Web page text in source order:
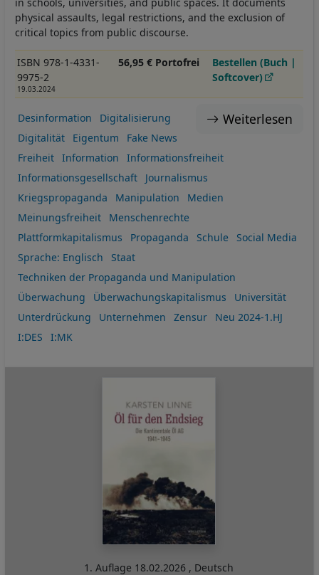
physical assaults, legal restrictions, and the exclusion of
critical topics from public discourse.
ISBN 978-1-4331-
9975-2
19.03.2024
56,95 € Portofrei
Bestellen (Buch |
Softcover)
Weiterlesen
Desinformation
Digitalisierung
Digitalität
Eigentum
Fake News
Freiheit
Information
Informationsfreiheit
Informationsgesellschaft
Journalismus
Kriegspropaganda
Manipulation
Medien
Meinungsfreiheit
Menschenrechte
Plattformkapitalismus
Propaganda Schule
Social Media
Sprache: Englisch
Staat
Techniken der Propaganda und Manipulation
Überwachung
Überwachungskapitalismus
Universität
Unterdrückung
Unternehmen Zensur
Neu 2024-1.HJ
I:DES
I:MK
1. Auflage 18.02.2026 , Deutsch